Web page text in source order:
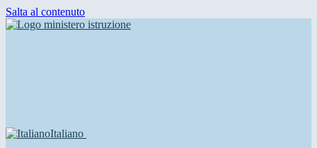
Salta al contenuto
Italiano